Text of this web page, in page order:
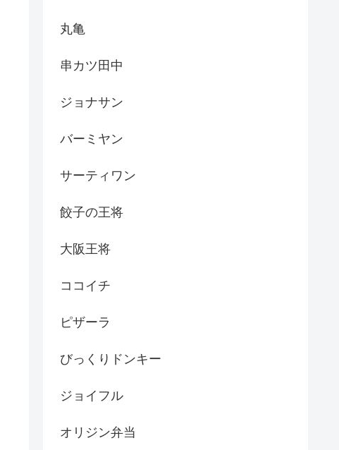
丸亀
串カツ田中
ジョナサン
バーミヤン
サーティワン
餃子の王将
大阪王将
ココイチ
ピザーラ
びっくりドンキー
ジョイフル
オリジン弁当